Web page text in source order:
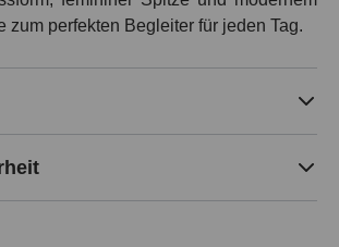
zum perfekten Begleiter für jeden Tag.